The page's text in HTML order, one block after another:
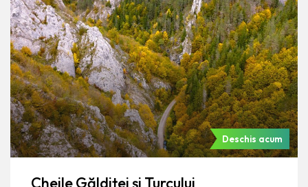
Deschis acum
Cheile Găldiței și Turcului